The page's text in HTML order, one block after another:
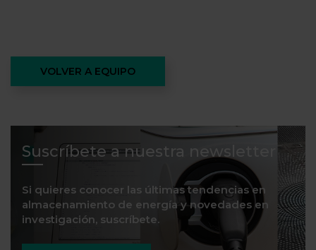
VOLVER A EQUIPO
Suscríbete a nuestra newsletter
Si quieres conocer las últimas tendencias en
almacenamiento de energía y novedades en
investigación, suscríbete.